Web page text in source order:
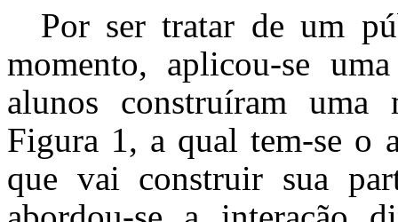
Por ser tratar de um
momento, aplicou-se
alunos construíram uma
Figura 1, a qual tem-se o
que vai construir sua